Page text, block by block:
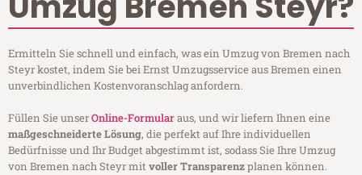
Ermitteln Sie schnell und einfach, was ein Umzug von Bremen nach
Steyr kostet, indem Sie bei Ernst Umzugsservice aus Bremen einen
unverbindlichen Kostenvoranschlag anfordern.
Füllen Sie unserOnline-Formularaus, und wir liefern Ihnen eine
maßgeschneiderte Lösung, die perfekt auf Ihre individuellen
Bedürfnisse und Ihr Budget abgestimmt ist, sodass Sie Ihre Umzug
von Bremen nach Steyr mitvoller Transparenzplanen können.